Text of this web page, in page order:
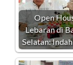
Open
Lebaran di
Selatan: